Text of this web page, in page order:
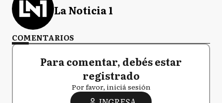
La Noticia 1
COMENTARIOS
Para comentar, debés estar
registrado
Por favor, iniciá sesión